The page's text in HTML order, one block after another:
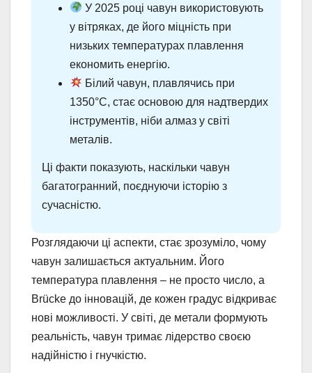
У 2025 році чавун використовують
у вітряках, де його міцність при
низьких температурах плавлення
економить енергію.
Білий чавун, плавлячись при
1350°C, стає основою для надтвердих
інструментів, ніби алмаз у світі
металів.
Ці факти показують, наскільки чавун
багатогранний, поєднуючи історію з
сучасністю.
Розглядаючи ці аспекти, стає зрозуміло, чому
чавун залишається актуальним. Його
температура плавлення – не просто число, а
Brücke до інновацій, де кожен градус відкриває
нові можливості. У світі, де метали формують
реальність, чавун тримає лідерство своєю
надійністю і гнучкістю.